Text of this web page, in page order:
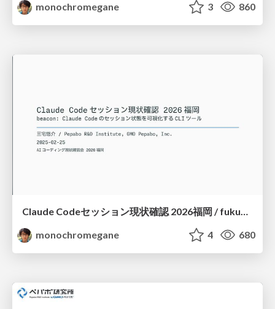
monochromegane
3 860
Claude Codeセッション現状確認 2026福岡 / fukuoka-aicoding-00-beacon
monochromegane
4 680